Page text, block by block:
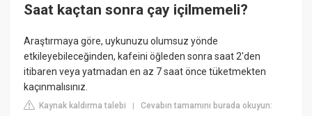
Saat kaçtan sonra çay içilmemeli?
Araştırmaya göre, uykunuzu olumsuz yönde
etkileyebileceğinden, kafeini öğleden sonra saat 2'den
itibaren veya yatmadan en az 7 saat önce tüketmekten
kaçınmalısınız.
Kaynak kaldırma talebi |Cevabın tamamını burada okuyun: